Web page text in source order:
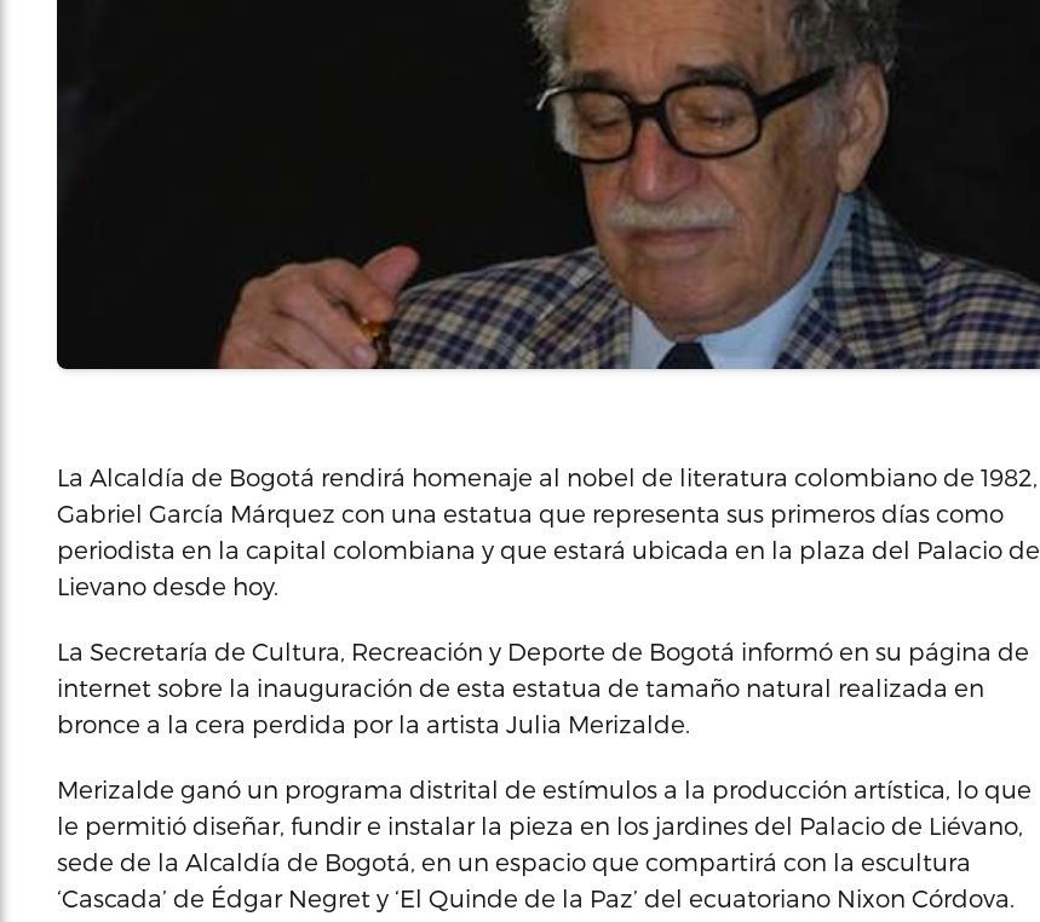
La Alcaldía de Bogotá rendirá homenaje al nobel de literatura colombiano de 1982,
Gabriel García Márquez con una estatua que representa sus primeros días como
periodista en la capital colombiana y que estará ubicada en la plaza del Palacio de
Lievano desde hoy.
La Secretaría de Cultura, Recreación y Deporte de Bogotá informó en su página de
internet sobre la inauguración de esta estatua de tamaño natural realizada en
bronce a la cera perdida por la artista Julia Merizalde.
Merizalde ganó un programa distrital de estímulos a la producción artística, lo que
le permitió diseñar, fundir e instalar la pieza en los jardines del Palacio de Liévano,
sede de la Alcaldía de Bogotá, en un espacio que compartirá con la escultura
‘Cascada’ de Édgar Negret y ‘El Quinde de la Paz’ del ecuatoriano Nixon Córdova.